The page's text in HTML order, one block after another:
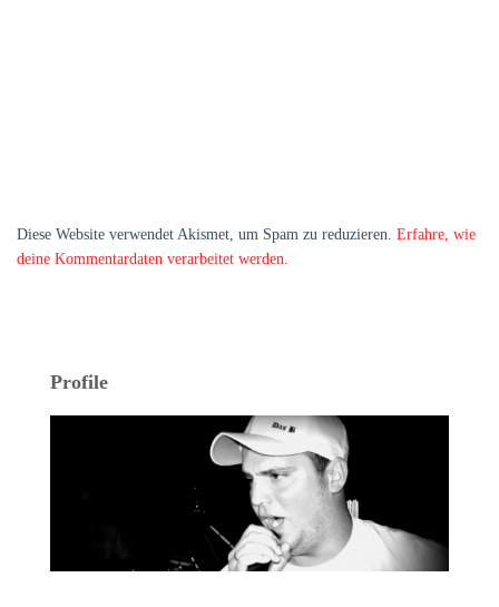
Diese Website verwendet Akismet, um Spam zu reduzieren. Erfahre, wie
deine Kommentardaten verarbeitet werden.
Profile